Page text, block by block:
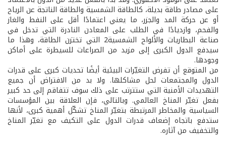
على مصادر طاقة بديلة، كالطاقة الشمسية والطاقة الناتجة عن الرياح
أو عن حركة المد والجزر، ما يعني اعتمادًا أقل على النفط والغاز
والفحم، وازديادًا في الطلب على المعادن النادرة التي تدخل في
صناعة البطاريات والألواح الشمسية2 التي تختزن الطاقة، وهذا ما
سيدفع الدول الكبرى إلى مزيد من الصراعات للسيطرة على أماكن
وجودها.
من المتوقع أن تفرض التغيّرات البيئية أيضًا تحديات كبرى على قدرات
الدول والمجتمعات لحل مشاكلها. ولا بد من الافتراض أن جميع
التهديدات الأمنية التي ستترتب على ذلك سوف تتفاقم إلى حد كبير
بفعل تغيّر المناخ العالمي. وبالتالي، فإن العلاقة بين المؤسسات
السياسية والمخاطر المرتبطة بتغيّر المناخ تشكّل أهمية كبرى، لأنها
ستدفع باتجاه إضعاف قدرات الدول على التكيف مع تغيّر المناخ
والتخفيف من آثاره.